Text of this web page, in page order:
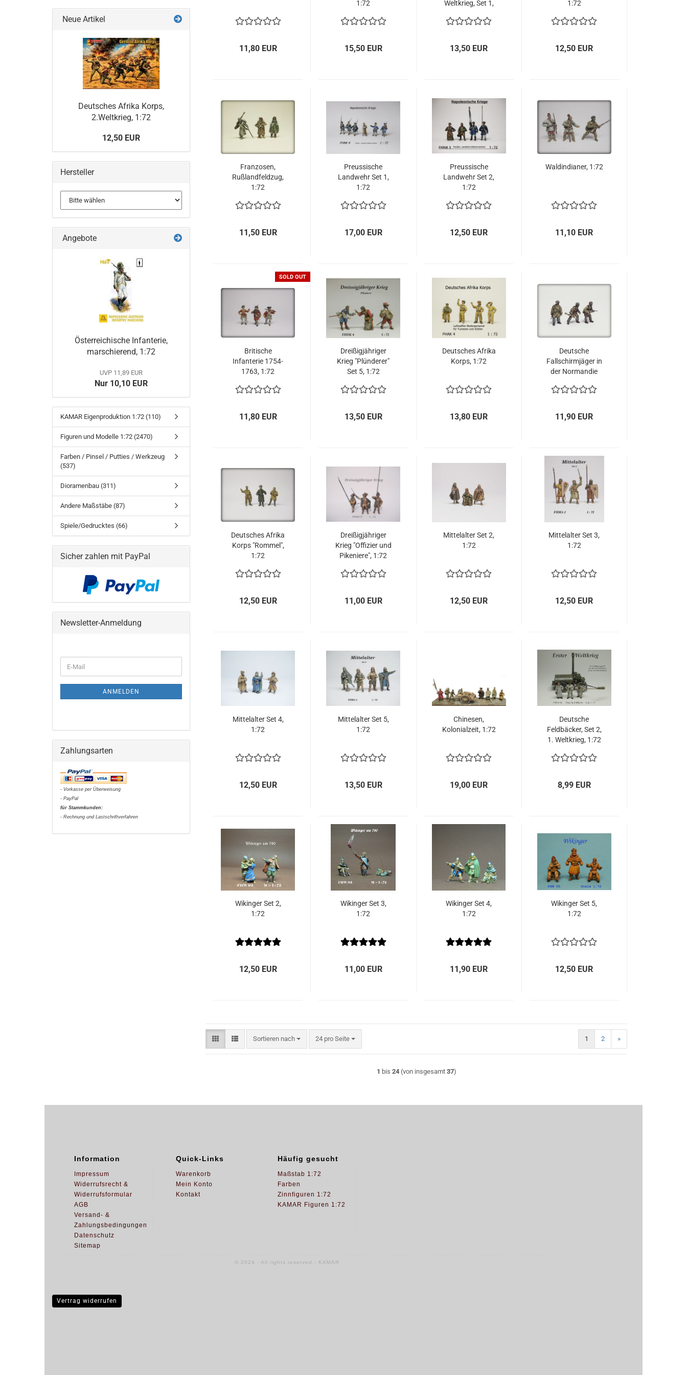
11,80 EUR
1:72
15,50 EUR
Weltkrieg, Set 1,
13,50 EUR
1:72
12,50 EUR
Franzosen,
Rußlandfeldzug,
1:72
11,50 EUR
Preussische
Landwehr Set 1,
1:72
17,00 EUR
Preussische
Landwehr Set 2,
1:72
12,50 EUR
Waldindianer, 1:72
11,10 EUR
SOLD OUT
Britische
Infanterie 1754-
1763, 1:72
11,80 EUR
Dreißigjähriger
Krieg "Plünderer"
Set 5, 1:72
13,50 EUR
Deutsches Afrika
Korps, 1:72
13,80 EUR
Deutsche
Fallschirmjäger in
der Normandie
11,90 EUR
Deutsches Afrika
Korps "Rommel",
1:72
12,50 EUR
Dreißigjähriger
Krieg "Offizier und
Pikeniere", 1:72
11,00 EUR
Mittelalter Set 2,
1:72
12,50 EUR
Mittelalter Set 3,
1:72
12,50 EUR
Mittelalter Set 4,
1:72
12,50 EUR
Mittelalter Set 5,
1:72
13,50 EUR
Chinesen,
Kolonialzeit, 1:72
19,00 EUR
Deutsche
Feldbäcker, Set 2,
1. Weltkrieg, 1:72
8,99 EUR
Wikinger Set 2,
1:72
12,50 EUR
Wikinger Set 3,
1:72
11,00 EUR
Wikinger Set 4,
1:72
11,90 EUR
Wikinger Set 5,
1:72
12,50 EUR
Sortieren nach
Sortieren nach 24 pro Seite
pro Seite 1 2 »
1 bis 24(von insgesamt 37)
Neue Artikel
Deutsches Afrika Korps,
2.Weltkrieg, 1:72
12,50 EUR
Hersteller
Angebote
Österreichische Infanterie,
marschierend, 1:72
UVP 11,89 EUR
Nur 10,10 EUR
KAMAR Eigenproduktion 1:72 (110)
Figuren und Modelle 1:72 (2470)
Farben / Pinsel / Putties / Werkzeug
(537)
Dioramenbau (311)
Andere Maßstäbe (87)
Spiele/Gedrucktes (66)
Sicher zahlen mit PayPal
Newsletter-Anmeldung
ZUR
E-
Mail
ANMELDEN
Zahlungsarten
- Vorkasse per Überweisung
- PayPal
für Stammkunden:
- Rechnung und Lastschriftverfahren
Information
Impressum
Widerrufsrecht &
Widerrufsformular
AGB
Versand- &
Zahlungsbedingungen
Datenschutz
Sitemap
Quick-Links
Warenkorb
Mein Konto
Kontakt
Häufig gesucht
Maßstab 1:72
Farben
Zinnfiguren 1:72
KAMAR Figuren 1:72
© 2024 - All rights reserved.- KAMAR
Vertrag widerrufen